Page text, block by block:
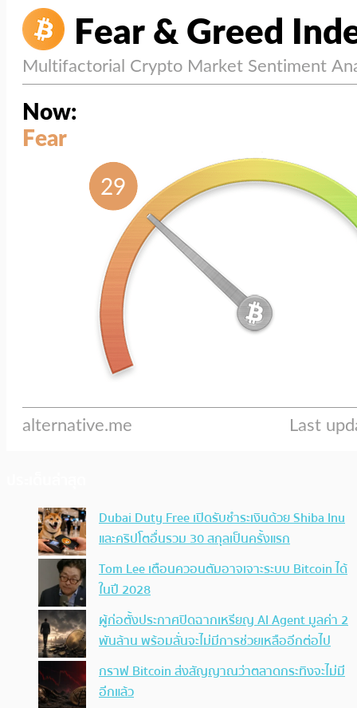
Dubai Duty Free เปิดรับชำระเงินด้วย Shiba Inu
และคริปโตอื่นรวม 30 สกุลเป็นครั้งแรก
Tom Lee เตือนควอนตัมอาจเจาะระบบ Bitcoin ได้
ในปี 2028
ผู้ก่อตั้งประกาศปิดฉากเหรียญ AI Agent มูลค่า 2
พันล้าน พร้อมลั่นจะไม่มีการช่วยเหลืออีกต่อไป
กราฟ Bitcoin ส่งสัญญาณว่าตลาดกระทิงจะไม่มี
อีกแล้ว